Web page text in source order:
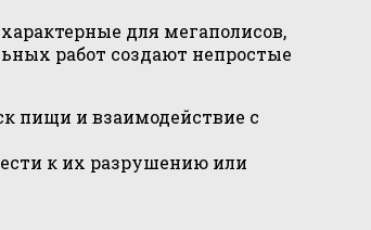
для мегаполисов,
работ создают непростые
пищи и взаимодействие с
к их разрушению или